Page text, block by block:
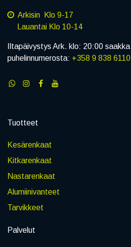
Arkisin Klo 9-17
Lauantai Klo 10-14
Iltapäivystys Ark. klo: 20:00 saakka
puhelinnumerosta: +358 9 838 6110
Tuotteet
Kesärenkaat
Kitkarenkaat
Nastarenkaat
Alumiinivanteet
Tarvikkeet
Palvelut